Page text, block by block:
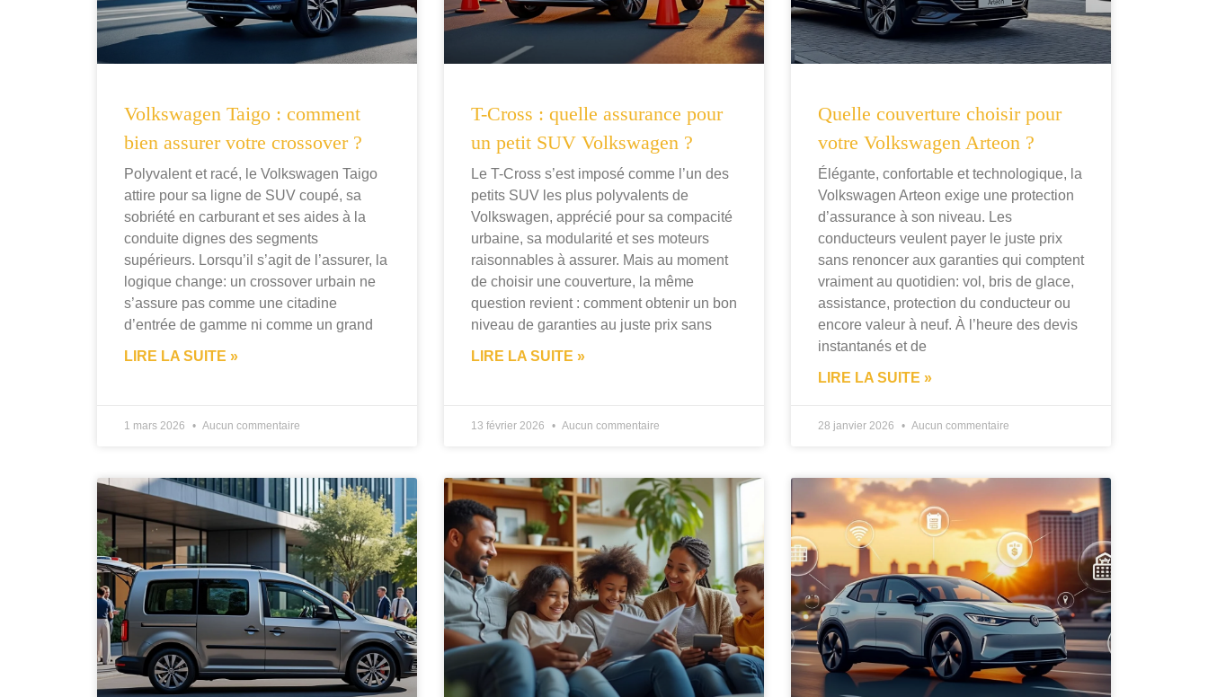
Volkswagen Taigo : comment
bien assurer votre crossover ?
Polyvalent et racé, le Volkswagen Taigo
attire pour sa ligne de SUV coupé, sa
sobriété en carburant et ses aides à la
conduite dignes des segments
supérieurs. Lorsqu’il s’agit de l’assurer, la
logique change: un crossover urbain ne
s’assure pas comme une citadine
d’entrée de gamme ni comme un grand
LIRE LA SUITE »
1 mars 2026 Aucun commentaire
T-Cross : quelle assurance pour
un petit SUV Volkswagen ?
Le T-Cross s’est imposé comme l’un des
petits SUV les plus polyvalents de
Volkswagen, apprécié pour sa compacité
urbaine, sa modularité et ses moteurs
raisonnables à assurer. Mais au moment
de choisir une couverture, la même
question revient : comment obtenir un bon
niveau de garanties au juste prix sans
LIRE LA SUITE »
13 février 2026 Aucun commentaire
Quelle couverture choisir pour
votre Volkswagen Arteon ?
Élégante, confortable et technologique, la
Volkswagen Arteon exige une protection
d’assurance à son niveau. Les
conducteurs veulent payer le juste prix
sans renoncer aux garanties qui comptent
vraiment au quotidien: vol, bris de glace,
assistance, protection du conducteur ou
encore valeur à neuf. À l’heure des devis
instantanés et de
LIRE LA SUITE »
28 janvier 2026 Aucun commentaire